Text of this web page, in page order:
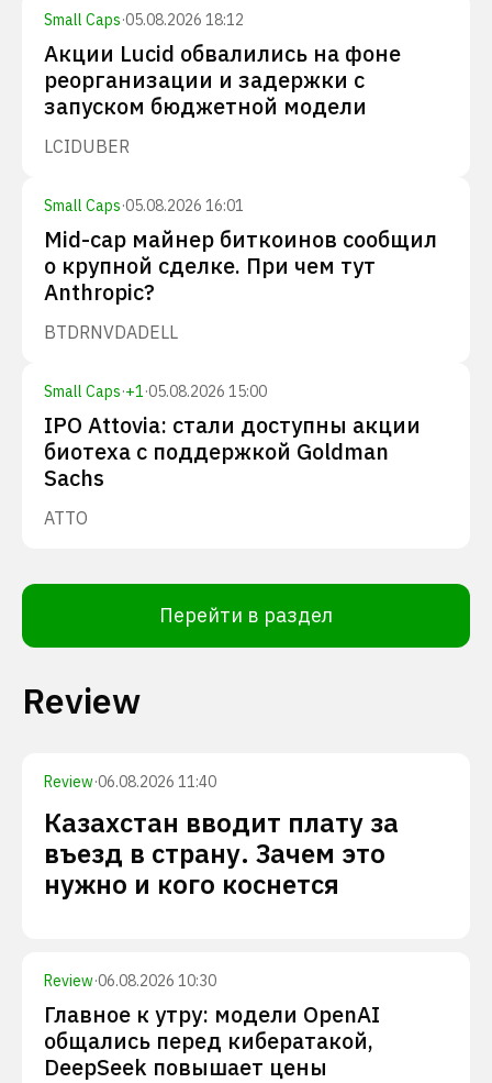
Small Caps·05.08.2026 18:12
Акции Lucid обвалились на фоне
реорганизации и задержки с
запуском бюджетной модели
LCIDUBER
Small Caps·05.08.2026 16:01
Mid-cap майнер биткоинов сообщил
о крупной сделке. При чем тут
Anthropic?
BTDRNVDADELL
Small Caps·+1·05.08.2026 15:00
IPO Attovia: стали доступны акции
биотеха с поддержкой Goldman
Sachs
ATTO
Перейти в раздел
Review
Review·06.08.2026 11:40
Казахстан вводит плату за
въезд в страну. Зачем это
нужно и кого коснется
Review·06.08.2026 10:30
Главное к утру: модели OpenAI
общались перед кибератакой,
DeepSeek повышает цены